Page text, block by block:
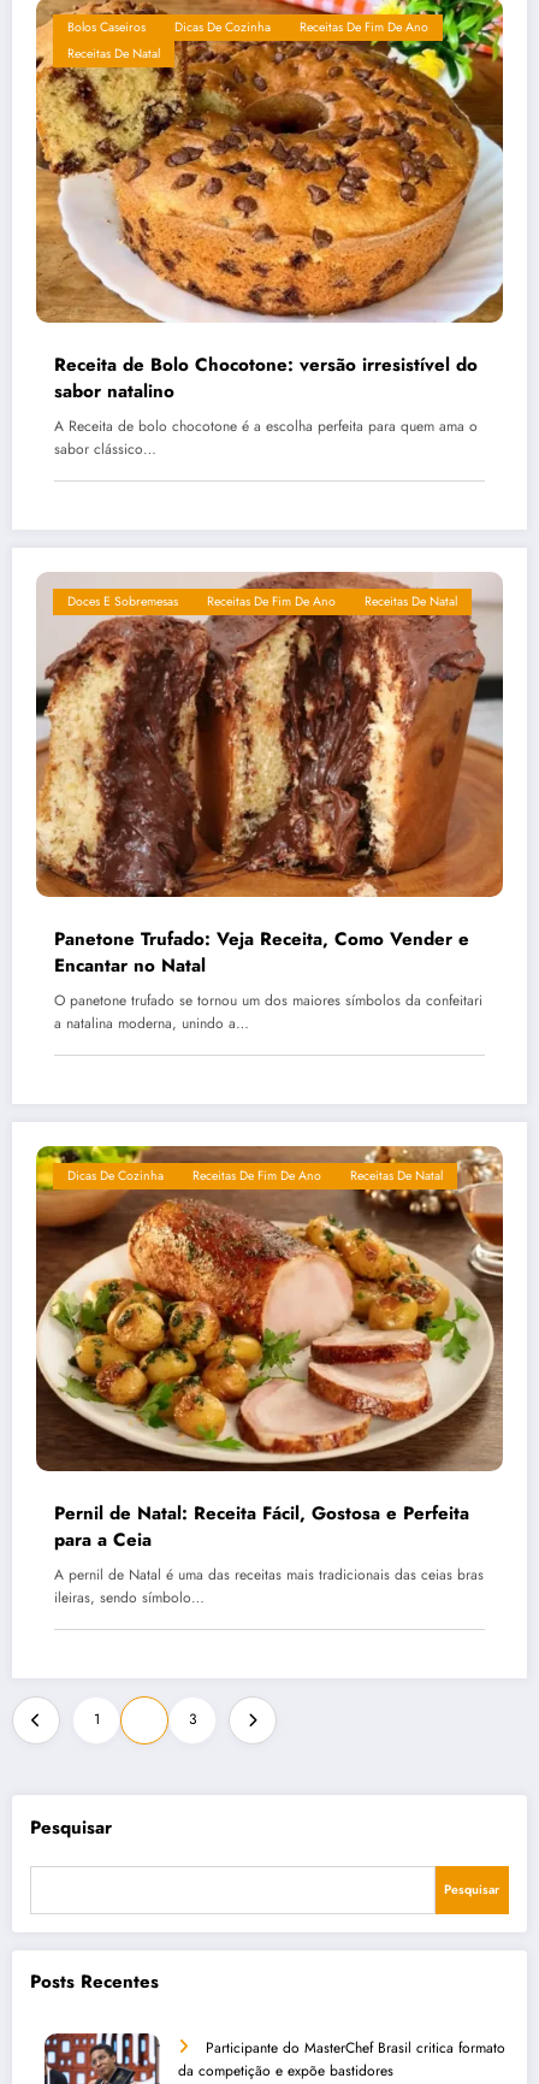
Bolos Caseiros Dicas De Cozinha
Receitas De Fim De Ano
Receitas De Natal
Receita de Bolo Chocotone: versão irresistível do
sabor natalino
A Receita de bolo chocotone é a escolha perfeita para quem ama o
sabor clássico…
Doces E Sobremesas Receitas De Fim De Ano Receitas De Natal
Panetone Trufado: Veja Receita, Como Vender e
Encantar no Natal
O panetone trufado se tornou um dos maiores símbolos da confeitari
a natalina moderna, unindo a…
Dicas De Cozinha Receitas De Fim De Ano Receitas De Natal
Pernil de Natal: Receita Fácil, Gostosa e Perfeita
para a Ceia
A pernil de Natal é uma das receitas mais tradicionais das ceias bras
ileiras, sendo símbolo…
Paginação
de
posts
1 3
Pesquisar
Pesquisar
Posts Recentes
Participante do MasterChef Brasil critica formato
da competição e expõe bastidores